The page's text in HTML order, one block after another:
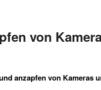
von
anzapfen von Kameras